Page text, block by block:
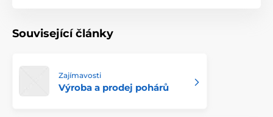
Související články
Zajímavosti
Výroba a prodej pohárů